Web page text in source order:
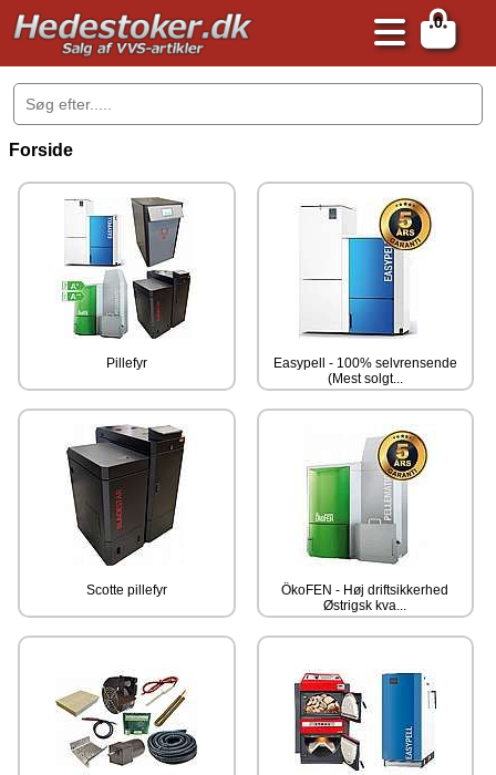
0
.
Forside
Pillefyr
Easypell - 100% selvrensende
(Mest solgt...
Scotte pillefyr
ÖkoFEN - Høj driftsikkerhed
Østrigsk kva...